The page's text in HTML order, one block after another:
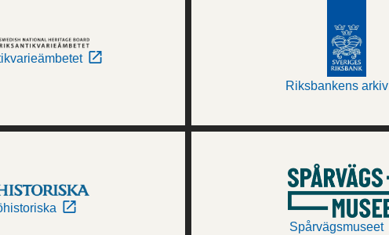
Riksbankens arkiv
Spårvägsmuseet